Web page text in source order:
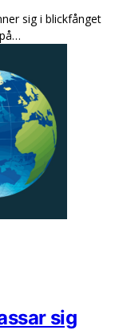
sig i blickfånget
sig